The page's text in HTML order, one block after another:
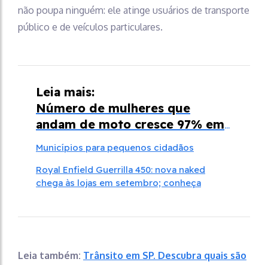
não poupa ninguém: ele atinge usuários de transporte
público e de veículos particulares.
Leia mais:
Número de mulheres que
andam de moto cresce 97% em
uma década
Municípios para pequenos cidadãos
Royal Enfield Guerrilla 450: nova naked
chega às lojas em setembro; conheça
Leia também: Trânsito em SP. Descubra quais são